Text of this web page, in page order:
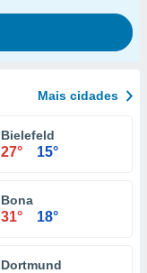
Mais cidades
Bielefeld
27° 15°
Bona
31° 18°
Dortmund